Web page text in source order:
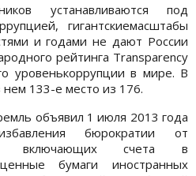
устанавливаются под
гигантскиемасштабы
и годами не дают России
рейтинга Transparency
уровенькоррупции в мире. В
нем 133-е место из 176.
объявил 1 июля 2013 года
бюрократии от
включающих счета в
бумаги иностранных